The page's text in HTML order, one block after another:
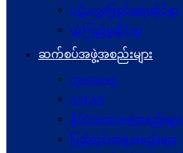
ပဋိပက္ခ‌ဖြေရှင်းရေးဆိုင်ရာ
ယုံကြည်မှုဆိုင်ရာ
ဆက်စပ်အဖွဲ့အစည်းများ
ကုလသမဂ္ဂ
ASEAN
နိုင်ငံတကာအဖွဲ့အစည်းများ
ပြည်တွင်းအဖွဲ့အစည်းများ